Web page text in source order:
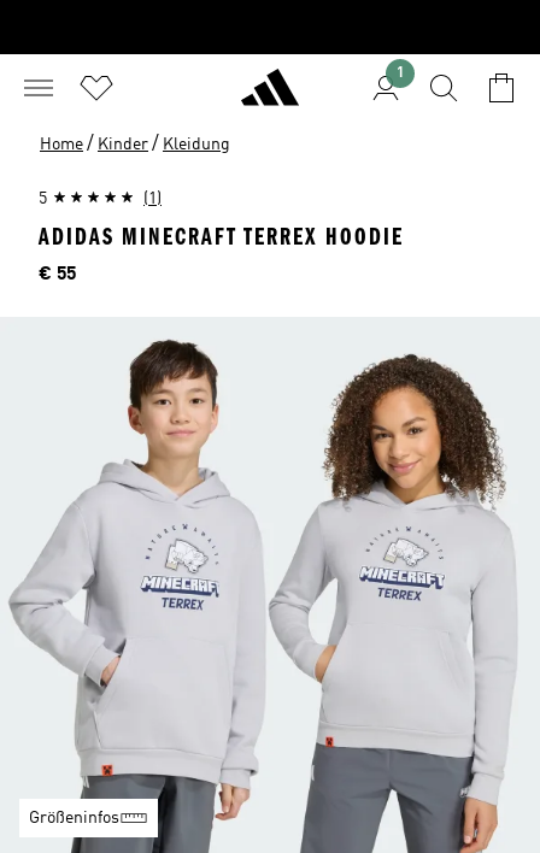
1
Home / Kinder / Kleidung
5 (1)
ADIDAS MINECRAFT TERREX HOODIE
Preis
€ 55
Größeninfos